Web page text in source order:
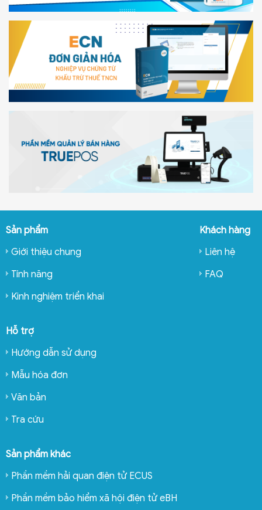
Sản phẩm
Giới thiệu chung
Tính năng
Kinh nghiệm triển khai
Khách hàng
Liên hệ
FAQ
Hỗ trợ
Hướng dẫn sử dụng
Mẫu hóa đơn
Văn bản
Tra cứu
Sản phẩm khác
Phần mềm hải quan điện tử ECUS
Phần mềm bảo hiểm xã hội điện tử eBH